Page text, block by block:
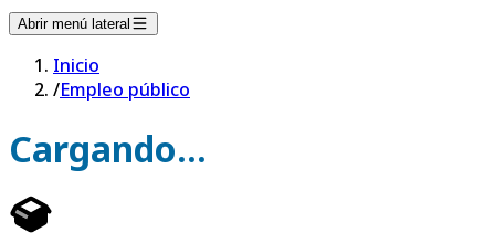
Abrir menú lateral
Inicio
/Empleo público
Cargando...